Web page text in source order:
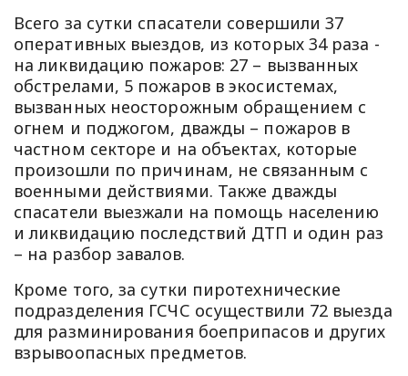
Всего за сутки спасатели совершили 37
оперативных выездов, из которых 34 раза -
на ликвидацию пожаров: 27 – вызванных
обстрелами, 5 пожаров в экосистемах,
вызванных неосторожным обращением с
огнем и поджогом, дважды – пожаров в
частном секторе и на объектах, которые
произошли по причинам, не связанным с
военными действиями. Также дважды
спасатели выезжали на помощь населению
и ликвидацию последствий ДТП и один раз
– на разбор завалов.
Кроме того, за сутки пиротехнические
подразделения ГСЧС осуществили 72 выезда
для разминирования боеприпасов и других
взрывоопасных предметов.